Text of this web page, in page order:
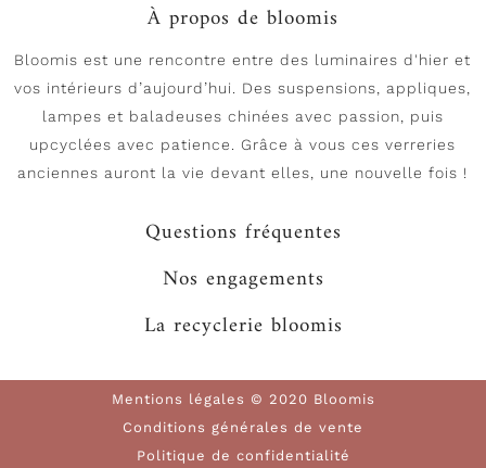
À propos de bloomis
Bloomis est une rencontre entre des luminaires d'hier et
vos intérieurs d’aujourd’hui. Des suspensions, appliques,
lampes et baladeuses chinées avec passion, puis
upcyclées avec patience. Grâce à vous ces verreries
anciennes auront la vie devant elles, une nouvelle fois !
Questions fréquentes
Nos engagements
La recyclerie bloomis
Mentions légales © 2020 Bloomis
Conditions générales de vente
Politique de confidentialité